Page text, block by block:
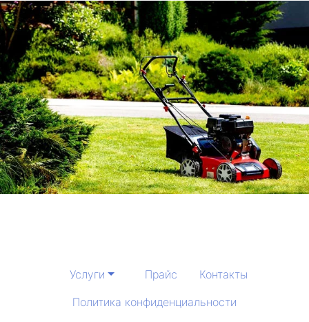
Услуги Прайс
Контакты
Политика конфиденциальности